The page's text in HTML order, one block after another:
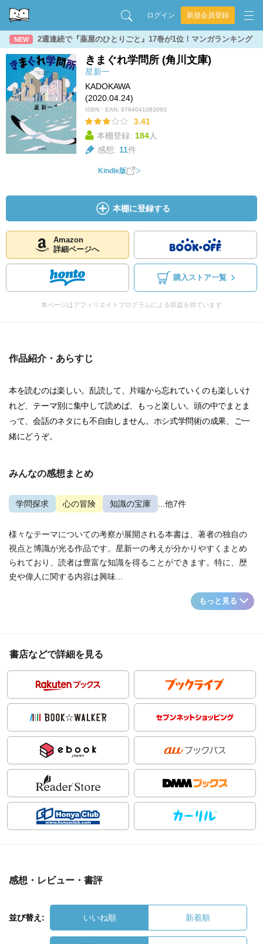
ログイン 新規会員登録
NEW 2週連続で『薬屋のひとりごと』17巻が1位！マンガランキング
きまぐれ学問所 (角川文庫)
星新一
KADOKAWA
(2020.04.24)
ISBN・EAN: 9784041083093
3.41
本棚登録: 184人
感想: 11件
Kindle版
本棚に登録する
Amazon
詳細ページへ
購入ストア一覧
本ページはアフィリエイトプログラムによる収益を得ています
作品紹介・あらすじ
本を読むのは楽しい。乱読して、片端から忘れていくのも楽しいけ
れど、テーマ別に集中して読めば、もっと楽しい。頭の中でまとま
って、会話のネタにも不自由しません。ホシ式学問術の成果、ご一
緒にどうぞ。
みんなの感想まとめ
学問探求 心の冒険 知識の宝庫 ...他7件
様々なテーマについての考察が展開される本書は、著者の独自の
視点と博識が光る作品です。星新一の考えが分かりやすくまとめ
られており、読者は豊富な知識を得ることができます。特に、歴
史や偉人に関する内容は興味...
もっと見る
書店などで詳細を見る
感想・レビュー・書評
並び替え: いいね順 新着順